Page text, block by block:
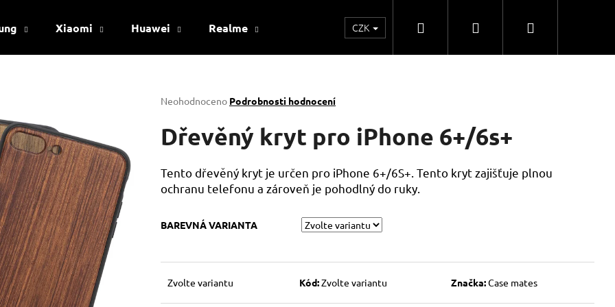
Xiaomi Huawei Realme Kontakty Obchodní spolupráce
CZK Hledat PřihlášeníNákupní
Průměrné
produktu
5
hvězdiček.
Neohodnoceno Podrobnosti hodnocení
Dřevěný kryt pro iPhone 6+/6s+
Tento dřevěný kryt je určen pro iPhone 6+/6S+. Tento kryt zajišťuje plnou
ochranu telefonu a zároveň je pohodlný do ruky.
BAREVNÁ VARIANTA
Zvolte variantu Kód:Zvolte variantu Značka:Case mates
HLEDAT
Doporučujeme